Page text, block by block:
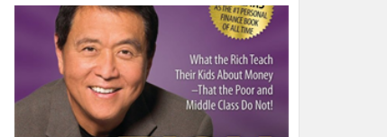
phận nhân định thắng thiên, mọi chuyện
thành bại đề do ta mà ra, ta chính là
nguyên căn và quyết định số phận của
mình trong kiếp này cũng như các kiếp sau
này.